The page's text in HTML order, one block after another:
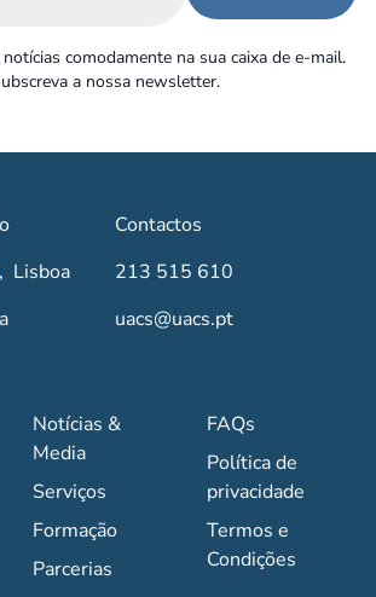
notícias comodamente na sua caixa de e-mail.
a nossa newsletter.
Lisboa
Contactos
213 515 610
uacs@uacs.pt
Notícias &
Media
Serviços
Formação
Parcerias
FAQs
Política de
privacidade
Termos e
Condições